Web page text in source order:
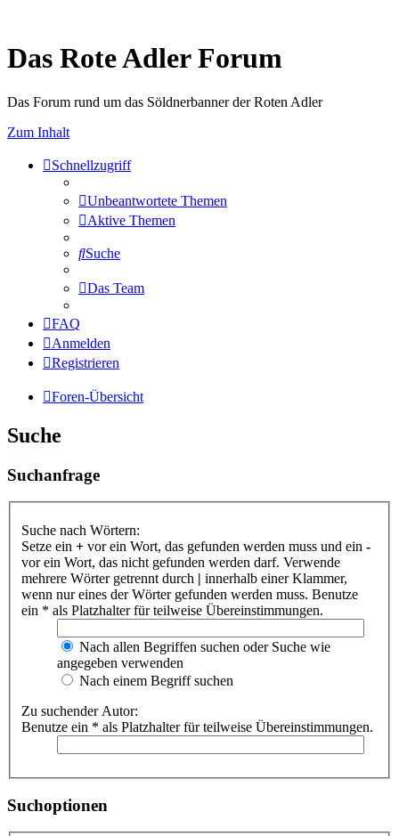
Das Rote Adler Forum
Das Forum rund um das Söldnerbanner der Roten Adler
Zum Inhalt
Schnellzugriff
Unbeantwortete Themen
Aktive Themen
Suche
Das Team
FAQ
Anmelden
Registrieren
Foren-Übersicht
Suche
Suchanfrage
Suche nach Wörtern:
Setze ein + vor ein Wort, das gefunden werden muss und ein -
vor ein Wort, das nicht gefunden werden darf. Verwende
mehrere Wörter getrennt durch | innerhalb einer Klammer,
wenn nur eines der Wörter gefunden werden muss. Benutze
ein * als Platzhalter für teilweise Übereinstimmungen.
Nach allen Begriffen suchen oder Suche wie
angegeben verwenden
Nach einem Begriff suchen
Zu suchender Autor:
Benutze ein * als Platzhalter für teilweise Übereinstimmungen.
Suchoptionen